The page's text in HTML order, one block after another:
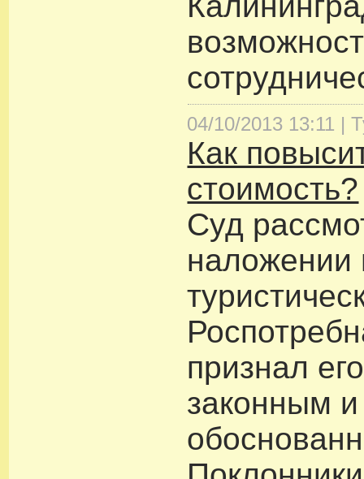
04/10/2013 13:11 |
Как
стоимость?
Суд
признал
законным и